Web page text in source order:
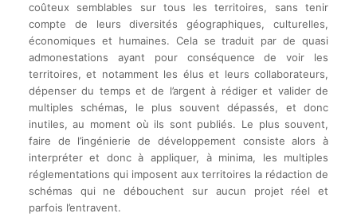
coûteux semblables sur tous les territoires, sans tenir
compte de leurs diversités géographiques, culturelles,
économiques et humaines. Cela se traduit par de quasi
admonestations ayant pour conséquence de voir les
territoires, et notamment les élus et leurs collaborateurs,
dépenser du temps et de l’argent à rédiger et valider de
multiples schémas, le plus souvent dépassés, et donc
inutiles, au moment où ils sont publiés. Le plus souvent,
faire de l’ingénierie de développement consiste alors à
interpréter et donc à appliquer, à minima, les multiples
réglementations qui imposent aux territoires la rédaction de
schémas qui ne débouchent sur aucun projet réel et
parfois l’entravent.